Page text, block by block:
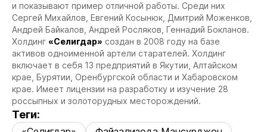
и показывают пример отличной работы. Среди них
Сергей Михайлов, Евгений Косынюк, Дмитрий Моженков,
Андрей Байкалов, Андрей Росляков, Геннадий Бокланов.
Холдинг «Селигдар» создан в 2008 году на базе
активов одноименной артели старателей. Холдинг
включает в себя 13 предприятий в Якутии, Алтайском
крае, Бурятии, Оренбургской области и Хабаровском
крае. Имеет лицензии на разработку и изучение 28
россыпных и золоторудных месторождений.
Теги: